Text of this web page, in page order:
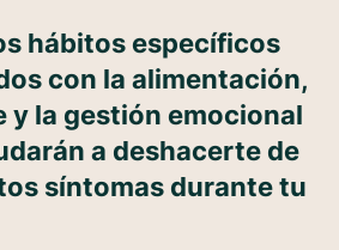
hábitos específicos
con la alimentación,
y la gestión emocional
a deshacerte de
síntomas durante tu